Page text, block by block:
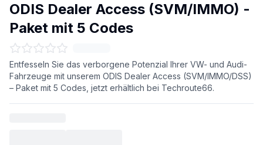
ODIS Dealer Access (SVM/IMMO) -
Paket mit 5 Codes
Entfesseln Sie das verborgene Potenzial Ihrer VW- und Audi-
Fahrzeuge mit unserem ODIS Dealer Access (SVM/IMMO/DSS)
– Paket mit 5 Codes, jetzt erhältlich bei Techroute66.